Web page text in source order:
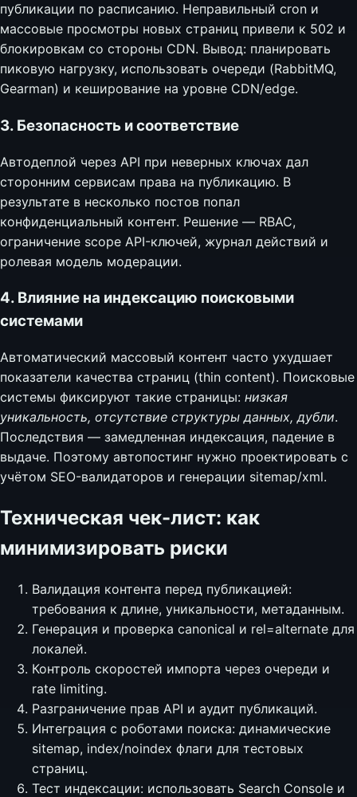
публикации по расписанию. Неправильный cron и
массовые просмотры новых страниц привели к 502 и
блокировкам со стороны CDN. Вывод: планировать
пиковую нагрузку, использовать очереди (RabbitMQ,
Gearman) и кеширование на уровне CDN/edge.
3. Безопасность и соответствие
Автодеплой через API при неверных ключах дал
сторонним сервисам права на публикацию. В
результате в несколько постов попал
конфиденциальный контент. Решение — RBAC,
ограничение scope API-ключей, журнал действий и
ролевая модель модерации.
4. Влияние на индексацию поисковыми
системами
Автоматический массовый контент часто ухудшает
показатели качества страниц (thin content). Поисковые
системы фиксируют такие страницы: низкая
уникальность, отсутствие структуры данных, дубли.
Последствия — замедленная индексация, падение в
выдаче. Поэтому автопостинг нужно проектировать с
учётом SEO-валидаторов и генерации sitemap/xml.
Техническая чек-лист: как
минимизировать риски
Валидация контента перед публикацией:
требования к длине, уникальности, метаданным.
Генерация и проверка canonical и rel=alternate для
локалей.
Контроль скоростей импорта через очереди и
rate limiting.
Разграничение прав API и аудит публикаций.
Интеграция с роботами поиска: динамические
sitemap, index/noindex флаги для тестовых
страниц.
Тест индексации: использовать Search Console и